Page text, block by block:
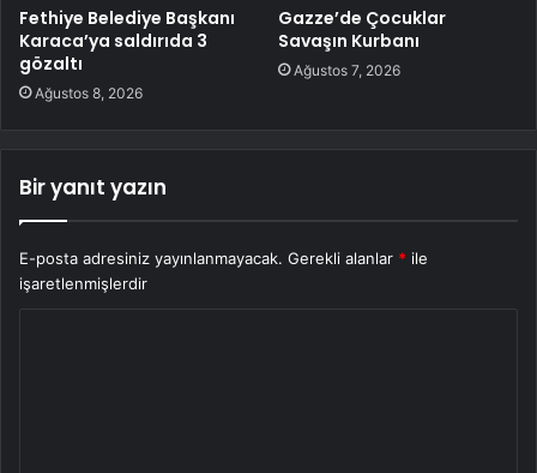
Fethiye Belediye Başkanı
Karaca’ya saldırıda 3
gözaltı
Ağustos 8, 2026
Gazze’de Çocuklar
Savaşın Kurbanı
Ağustos 7, 2026
Bir yanıt yazın
E-posta adresiniz yayınlanmayacak. Gerekli alanlar * ile
işaretlenmişlerdir